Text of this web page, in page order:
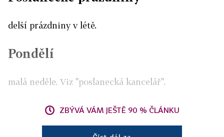
delší prázdniny v létě.
Pondělí
malá neděle. Viz "poslanecká kancelář".
ZBÝVÁ VÁM JEŠTĚ 90 % ČLÁNKU